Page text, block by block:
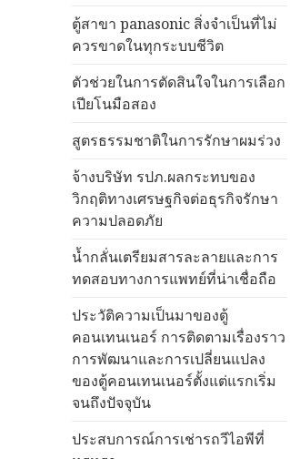
ตู้สาขา panasonic สิ่งจำเป็นที่ไม่
ควรขาดในทุกระบบชีวิต
ตัวช่วยในการตัดสินใจในการเลือก
เปียโนมือสอง
สูตรธรรมชาติในการรักษาผมร่วง
จ้างบริษัท รปภ.ผลกระทบของ
วิกฤติทางเศรษฐกิจต่อธุรกิจรักษา
ความปลอดภัย
น้ำกลั่นเตรียมสารละลายและการ
ทดสอบทางการแพทย์ที่น่าเชื่อถือ
ประวัติความเป็นมาของตู้
คอนเทนเนอร์ การติดตามเรื่องราว
การพัฒนาและการเปลี่ยนแปลง
ของตู้คอนเทนเนอร์ตั้งแต่แรกเริ่ม
จนถึงปัจจุบัน
ประสบการณ์การเช่ารถวีไอพีที่